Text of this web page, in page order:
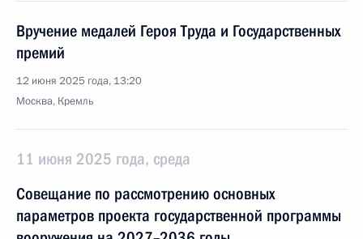
Вручение медалей Героя Труда и Государственных
премий
12 июня 2025 года, 13:20
Москва, Кремль
11 июня 2025 года, среда
Совещание по рассмотрению основных
параметров проекта государственной программы